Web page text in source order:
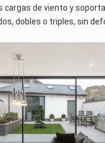
de viento y
dobles o triples, sin